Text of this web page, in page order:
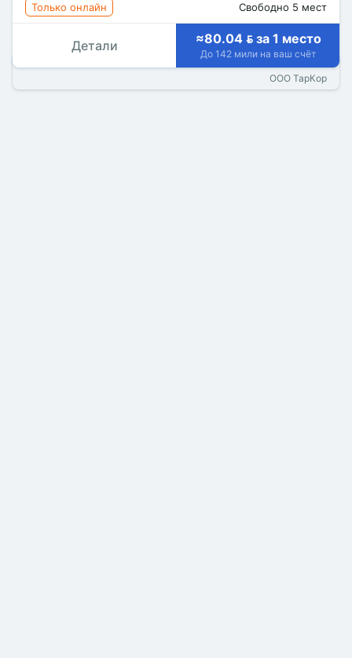
Только онлайн
Свободно 5 мест
Детали ≈80.04  за 1 место
До 142 мили на ваш счёт
ООО ТарКор